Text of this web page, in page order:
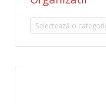
Organizatii